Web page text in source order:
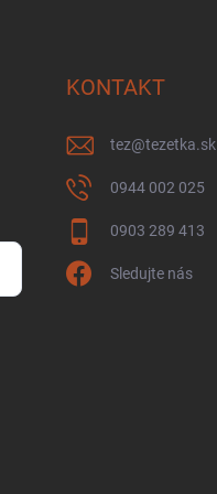
KONTAKT
tez@tezetka.sk
0944 002 025
0903 289 413
Sledujte nás